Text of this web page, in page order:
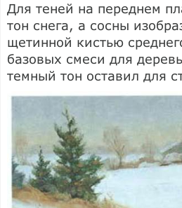
Для теней на переднем
тон снега, а сосны
щетинной кистью
базовых смеси для
темный тон оставил для